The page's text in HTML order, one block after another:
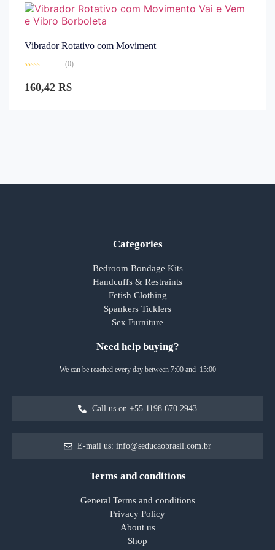
Vibrador Rotativo com Moviment
0
de
(0)
160,42 R$
Categories
Bedroom Bondage Kits
Handcuffs & Restraints
Fetish Clothing
Spankers Ticklers
Sex Furniture
Need help buying?
We can be reached every day between 7:00 and 15:00
Call us on +55 1198 670 2943
E-mail us: info@seducaobrasil.com.br
Terms and conditions
General Terms and conditions
Privacy Policy
About us
Shop